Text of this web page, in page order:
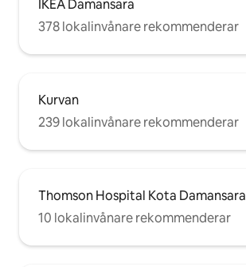
IKEA Damansara
378 lokalinvånare rekommenderar
Kurvan
239 lokalinvånare rekommenderar
Thomson Hospital Kota Damansara
10 lokalinvånare rekommenderar